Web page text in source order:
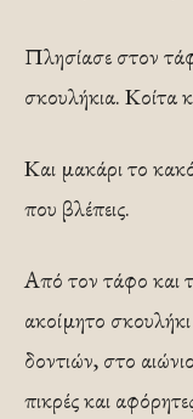
Πλησίασε στον
σκουλήκια. Κοίτα
Και μακάρι το
που βλέπεις.
Από τον τάφο και
ακοίμητο
δοντιών, στο
πικρές και